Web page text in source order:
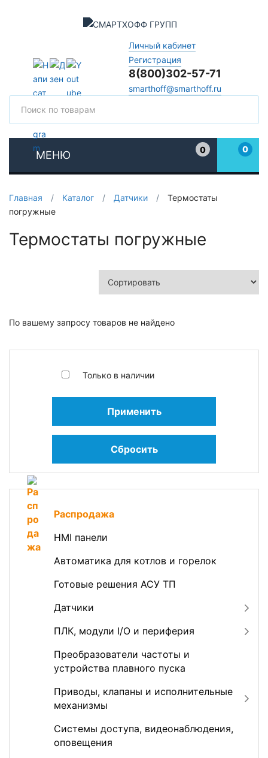
Личный кабинет
Регистрация
8(800)302-57-71
smarthoff@smarthoff.ru
МЕНЮ
0
0
Главная / Каталог / Датчики /
Термостаты
погружные
Только в наличии
Применить
Сбросить
Распродажа
HMI панели
Автоматика для котлов и горелок
Готовые решения АСУ ТП
Датчики
ПЛК, модули I/O и периферия
Преобразователи частоты и
устройства плавного пуска
Приводы, клапаны и исполнительные
механизмы
Системы доступа, видеонаблюдения,
оповещения
Термостаты погружные
По вашему запросу товаров не найдено